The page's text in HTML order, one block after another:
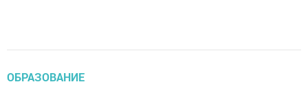
ОБРАЗОВАНИЕ